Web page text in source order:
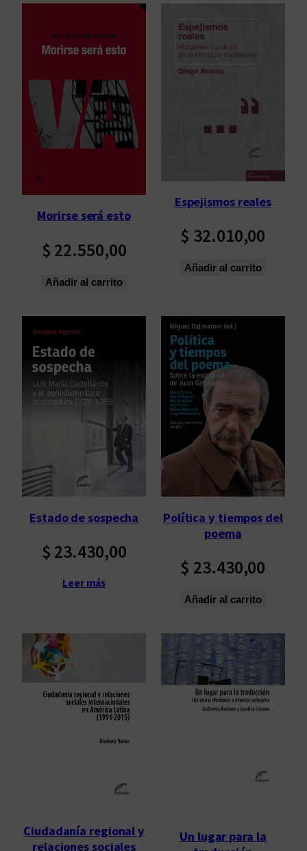
Morirse será esto
$ 22.550,00
Añadir al carrito
Espejismos reales
$ 32.010,00
Añadir al carrito
Estado de sospecha
$ 23.430,00
Leer más
Política y tiempos del
poema
$ 23.430,00
Añadir al carrito
Ciudadanía regional y
relaciones sociales
Un lugar para la